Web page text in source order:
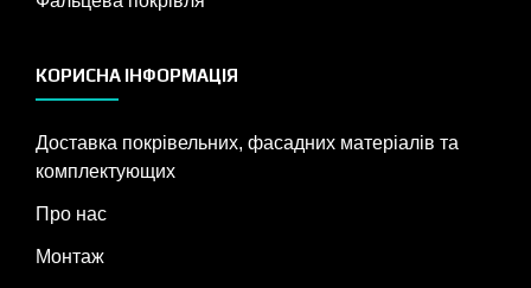
КОРИСНА ІНФОРМАЦІЯ
Доставка покрівельних, фасадних матеріалів та
комплектующих
Про нас
Монтаж